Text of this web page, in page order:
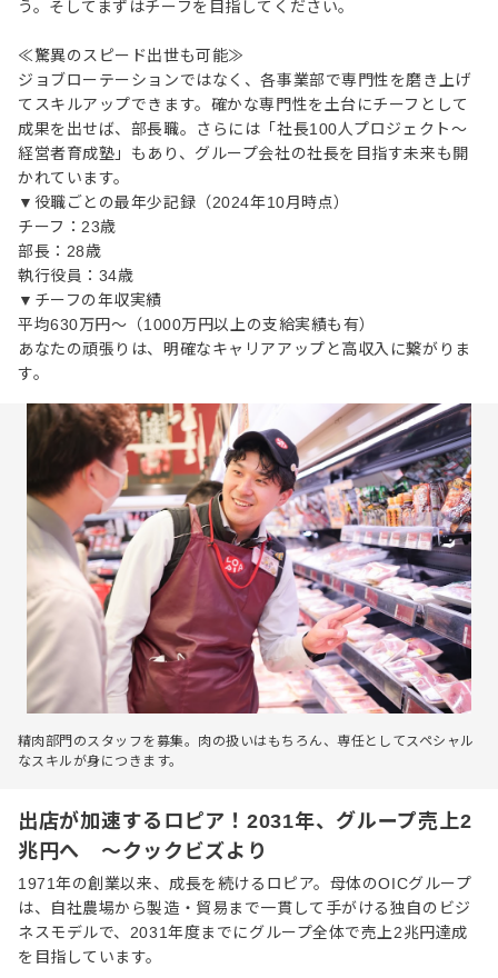
う。そしてまずはチーフを目指してください。
≪驚異のスピード出世も可能≫
ジョブローテーションではなく、各事業部で専門性を磨き上げ
てスキルアップできます。確かな専門性を土台にチーフとして
成果を出せば、部長職。さらには「社長100人プロジェクト～
経営者育成塾」もあり、グループ会社の社長を目指す未来も開
かれています。
▼役職ごとの最年少記録（2024年10月時点）
チーフ：23歳
部長：28歳
執行役員：34歳
▼チーフの年収実績
平均630万円～（1000万円以上の支給実績も有）
あなたの頑張りは、明確なキャリアアップと高収入に繋がりま
す。
精肉部門のスタッフを募集。肉の扱いはもちろん、専任としてスペシャル
なスキルが身につきます。
出店が加速するロピア！2031年、グループ売上2
兆円へ ～クックビズより
1971年の創業以来、成長を続けるロピア。母体のOICグループ
は、自社農場から製造・貿易まで一貫して手がける独自のビジ
ネスモデルで、2031年度までにグループ全体で売上2兆円達成
を目指しています。